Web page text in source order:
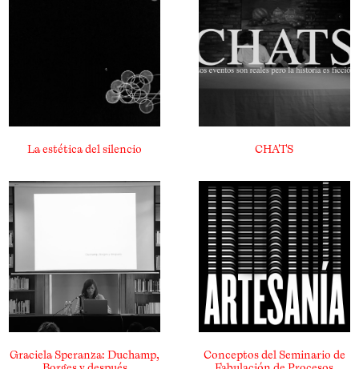
La estética del silencio CHATS
Graciela Speranza: Duchamp,
Conceptos del Seminario de